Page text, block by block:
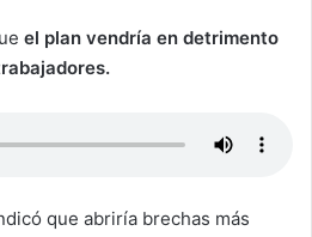
el plan vendría en detrimento
que abriría brechas más